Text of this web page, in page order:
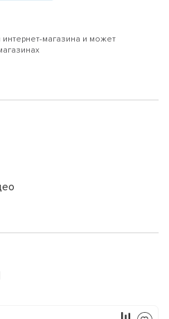
интернет-магазина и может